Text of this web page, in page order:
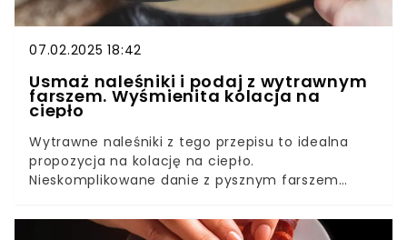
07.02.2025 18:42
Usmaż naleśniki i podaj z wytrawnym
farszem. Wyśmienita kolacja na
ciepło
Wytrawne naleśniki z tego przepisu to idealna
propozycja na kolację na ciepło.
Nieskomplikowane danie z pysznym farszem
zakocha się w ich smaku.